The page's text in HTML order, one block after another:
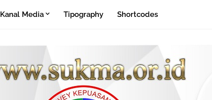
Kanal Media Tipography Shortcodes